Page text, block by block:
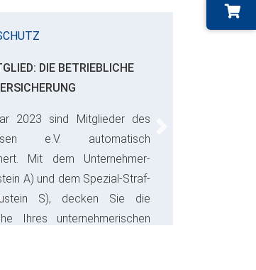
DIE BETRIEBLICHE
2023 sind Mitglieder des
e.V. automatisch
Mit dem Unternehmer-
A) und dem Spezial-Straf-
S), decken Sie die
Ihres unternehmerischen
bares Geld.